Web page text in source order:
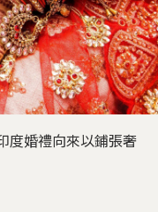
度婚禮向來以鋪張奢